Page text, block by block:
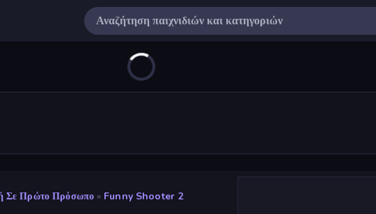
Σε Πρώτο Πρόσωπο » Funny Shooter 2